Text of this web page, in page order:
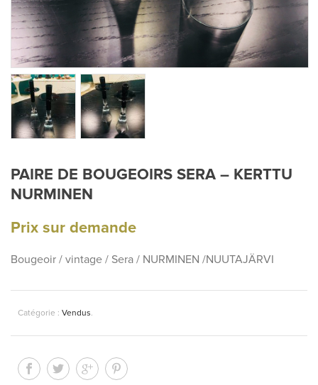
PAIRE DE BOUGEOIRS SERA – KERTTU
NURMINEN
Prix sur demande
Bougeoir / vintage / Sera / NURMINEN /NUUTAJÄRVI
Catégorie : Vendus.